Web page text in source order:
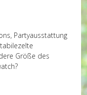
Partyausstattung
Größe des